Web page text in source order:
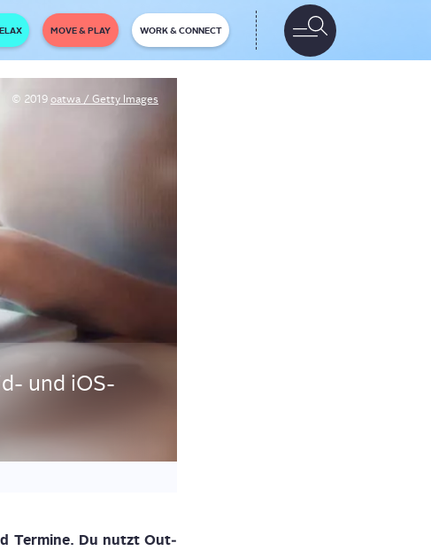
MOVE & PLAY WORK & CONNECT
© 2019 oatwa / Getty Images
und iOS-
Ter­mi­ne. Du nutzt Out­